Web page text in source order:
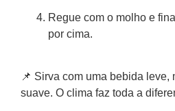
Regue com o molho e
por cima.
📌 Sirva com uma bebida leve,
suave. O clima faz toda a